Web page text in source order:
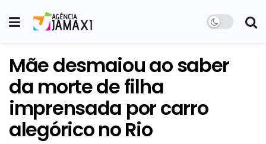
Mãe desmaiou ao saber
da morte de filha
imprensada por carro
alegórico no Rio